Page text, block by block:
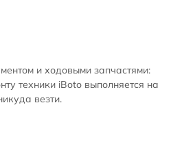
и ходовыми запчастями:
техники iBoto выполняется на
везти.